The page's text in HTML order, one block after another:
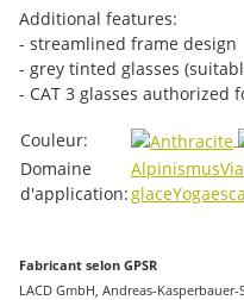
Additional features:
- streamlined frame design
- grey tinted glasses
- CAT 3 glasses
Couleur:
Domaine
d'application:
Alpinismus
glaceYoga
Fabricant selon GPSR
LACD GmbH, Andreas-